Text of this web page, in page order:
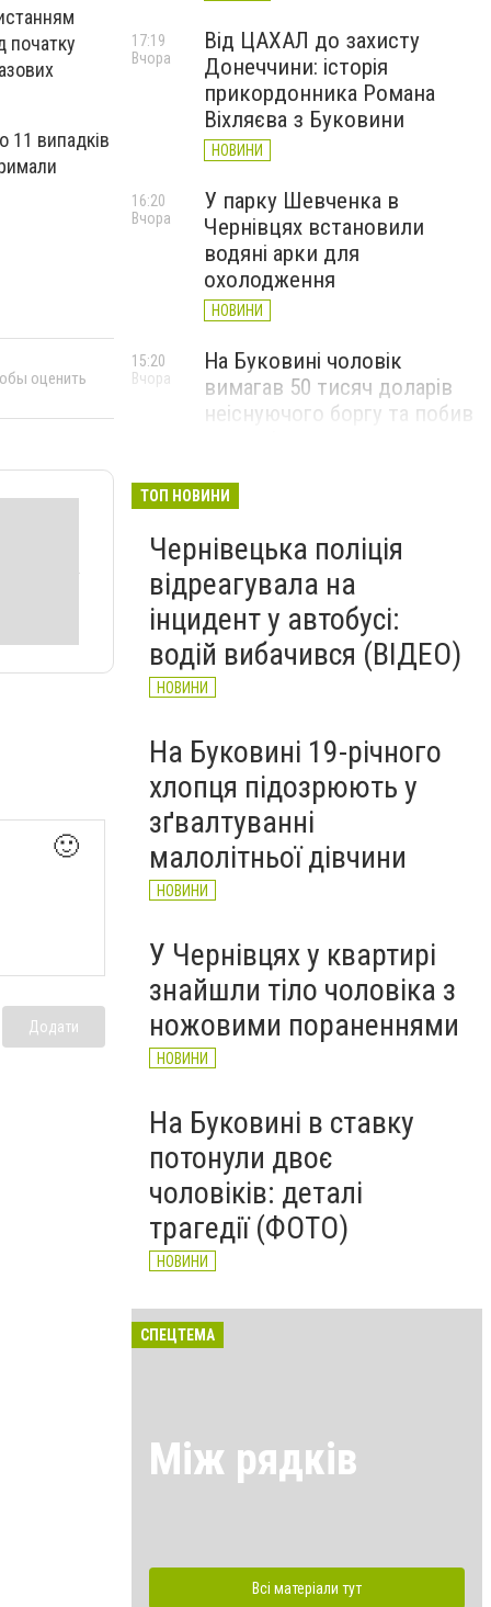
початку
11 випадків
оценить
🙂
Додати
Від ЦАХАЛ до захисту
Донеччини: історія
прикордонника Романа
Віхляєва з Буковини
НОВИНИ
17:19
Вчора
У парку Шевченка в
Чернівцях встановили
водяні арки для
охолодження
НОВИНИ
16:20
Вчора
На Буковині чоловік
вимагав 50 тисяч доларів
неіснуючого боргу та побив
15:20
Вчора
повалене дерево і
порятунок собаки: як
минула доба для
рятувальників Буковини
НОВИНИ
Вчора
ТОП НОВИНИ
Чернівецька поліція
відреагувала на
інцидент у автобусі:
водій вибачився (ВІДЕО)
НОВИНИ
На Буковині 19-річного
хлопця підозрюють у
зґвалтуванні
малолітньої дівчини
НОВИНИ
У Чернівцях у квартирі
знайшли тіло чоловіка з
ножовими пораненнями
НОВИНИ
На Буковині в ставку
потонули двоє
чоловіків: деталі
трагедії (ФОТО)
НОВИНИ
СПЕЦТЕМА
Між рядків
Всі матеріали тут